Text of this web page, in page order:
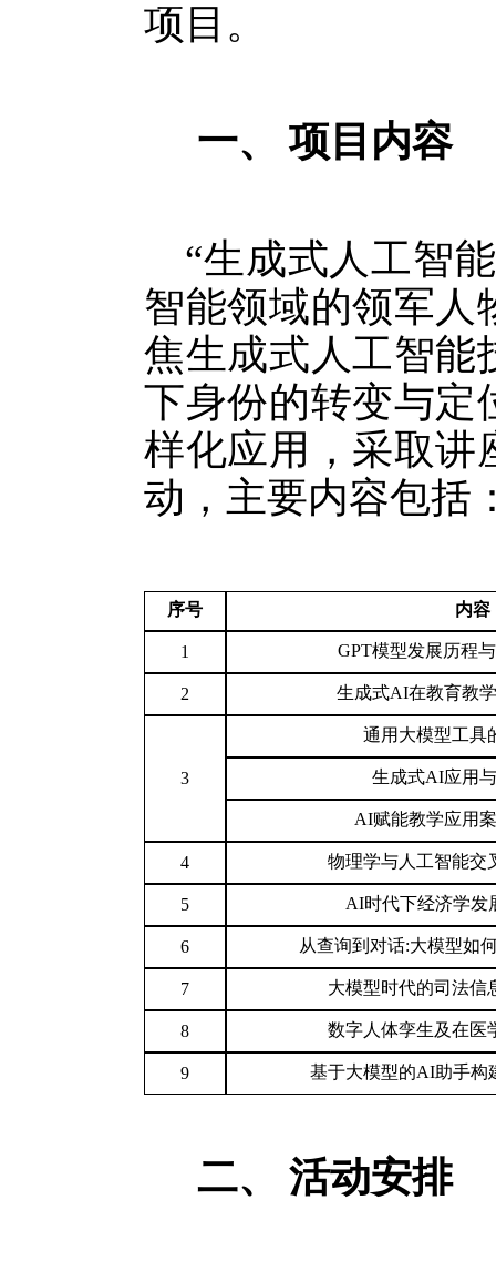
项目。
一、 项目内容
“生成式人工智
智能领域的领军人
焦生成式人工智能
下身份的转变与定
样化应用，采取讲
动，主要内容包括
序号 内容
1 GPT模型发展历程
2 生成式AI在教育教
3
通用大模型工具
生成式AI应用
AI赋能教学应用
4 物理学与人工智能交
5 AI时代下经济学发
6 从查询到对话:大模型如
7 大模型时代的司法信
8 数字人体孪生及在医
9 基于大模型的AI助手构
二、 活动安排